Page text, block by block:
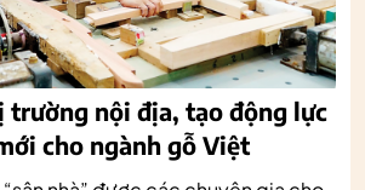
nội địa, tạo động lực
cho ngành gỗ Việt